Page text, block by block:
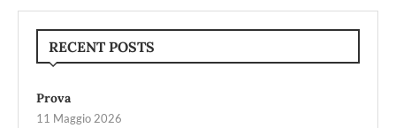
RECENT POSTS
Prova
11 Maggio 2026